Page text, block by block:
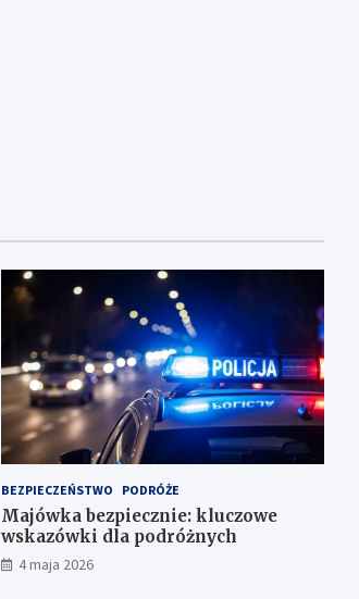
BEZPIECZEŃSTWO PODRÓŻE
Majówka bezpiecznie: kluczowe
wskazówki dla podróżnych
4 maja 2026